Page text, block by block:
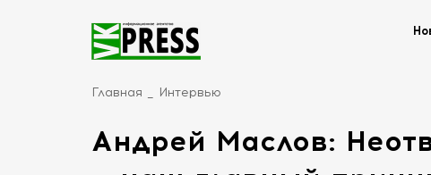
Главная Интервью
Андрей Маслов: